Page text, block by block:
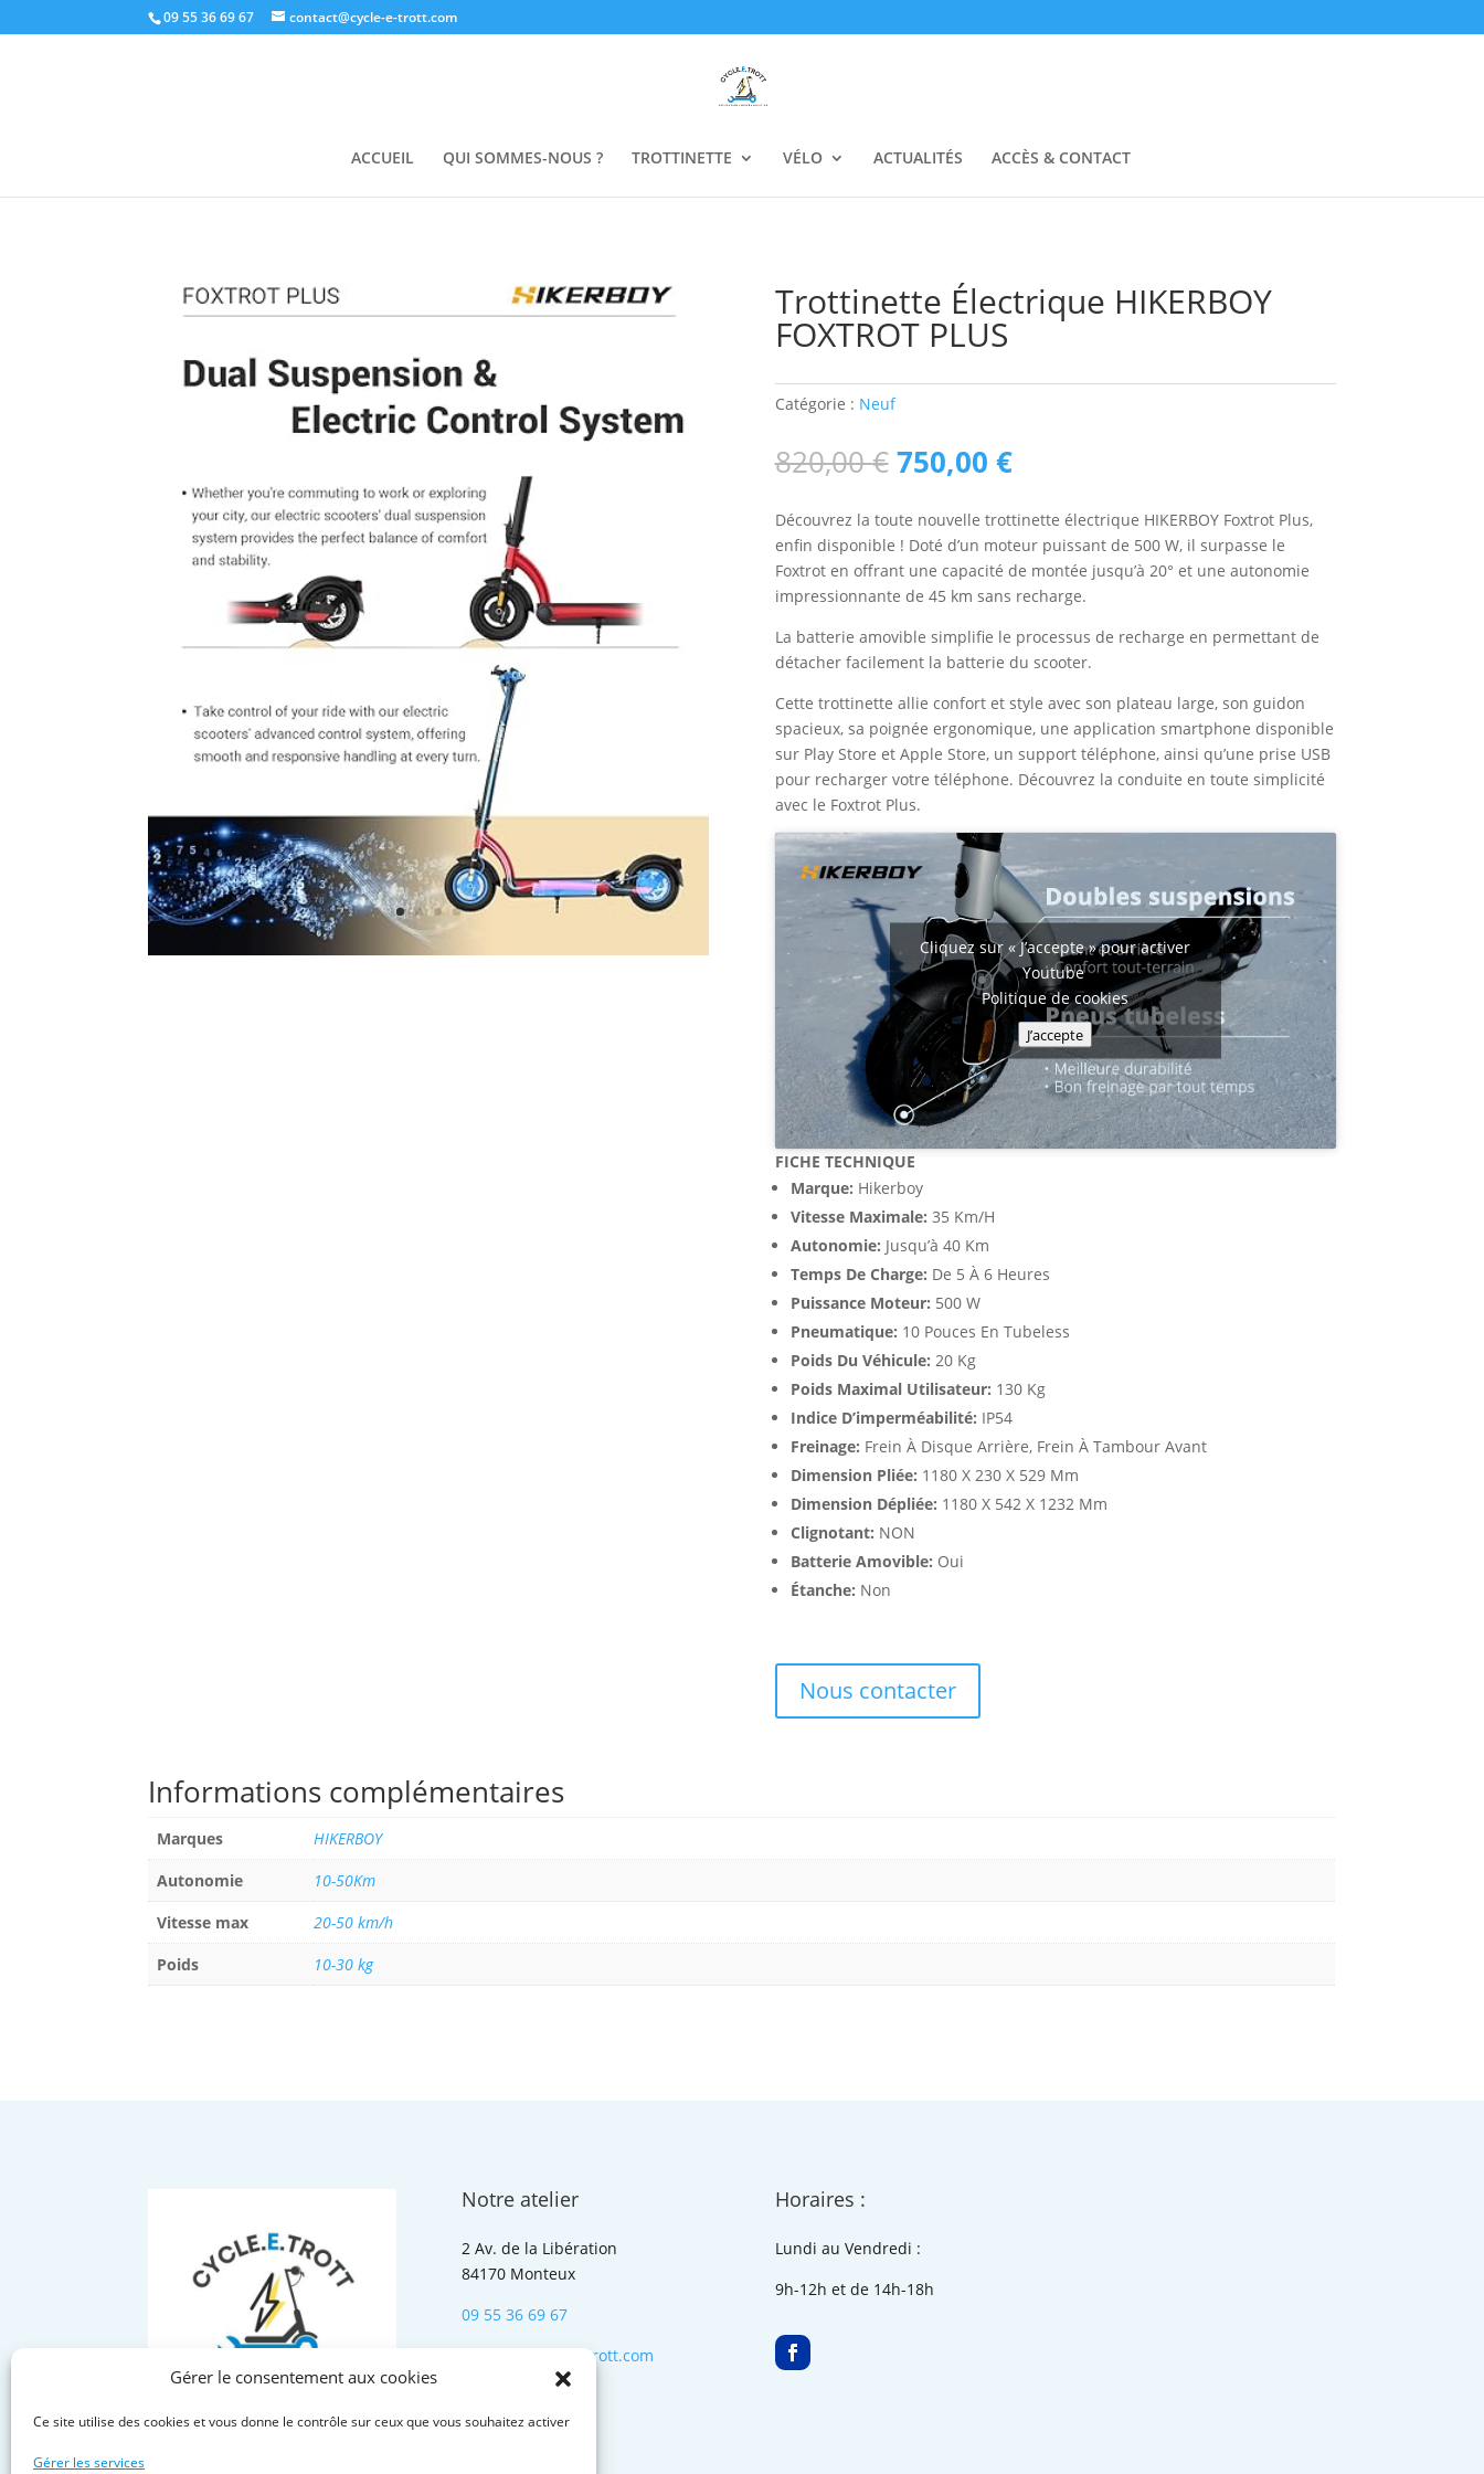
Gérer le consentement aux cookies
Ce site utilise des cookies et vous donne le contrôle sur ceux que vous souhaitez activer
Gérer les services
09 55 36 69 67 contact@cycle-e-trott.com
ACCUEIL QUI SOMMES-NOUS ? TROTTINETTE VÉLO ACTUALITÉS ACCÈS & CONTACT
Trottinette Électrique HIKERBOY
FOXTROT PLUS
Catégorie : Neuf
820,00€ Le
prix
initial
était :
820,00 €.
750,00 €Le
prix
actuel
est :
750,00 €.
Découvrez la toute nouvelle trottinette électrique HIKERBOY Foxtrot Plus,
enfin disponible ! Doté d’un moteur puissant de 500 W, il surpasse le
Foxtrot en offrant une capacité de montée jusqu’à 20° et une autonomie
impressionnante de 45 km sans recharge.
La batterie amovible simplifie le processus de recharge en permettant de
détacher facilement la batterie du scooter.
Cette trottinette allie confort et style avec son plateau large, son guidon
spacieux, sa poignée ergonomique, une application smartphone disponible
sur Play Store et Apple Store, un support téléphone, ainsi qu’une prise USB
pour recharger votre téléphone. Découvrez la conduite en toute simplicité
avec le Foxtrot Plus.
Cliquez sur « J’accepte » pour activer
Youtube
Politique de cookies
J’accepte
FICHE TECHNIQUE
Marque: Hikerboy
Vitesse Maximale: 35 Km/H
Autonomie: Jusqu’à 40 Km
Temps De Charge: De 5 À 6 Heures
Puissance Moteur: 500 W
Pneumatique: 10 Pouces En Tubeless
Poids Du Véhicule: 20 Kg
Poids Maximal Utilisateur: 130 Kg
Indice D’imperméabilité: IP54
Freinage: Frein À Disque Arrière, Frein À Tambour Avant
Dimension Pliée: 1180 X 230 X 529 Mm
Dimension Dépliée: 1180 X 542 X 1232 Mm
Clignotant: NON
Batterie Amovible: Oui
Étanche: Non
Nous contacter
Informations complémentaires
Marques
HIKERBOY
Autonomie
10-50Km
Vitesse max
20-50 km/h
Poids
10-30 kg
Notre atelier
2 Av. de la Libération
84170 Monteux
09 55 36 69 67
contact@cycle-e-trott.com
Horaires :
Lundi au Vendredi :
9h-12h et de 14h-18h